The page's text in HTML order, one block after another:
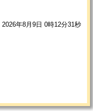
年8月9日 0時12分31秒